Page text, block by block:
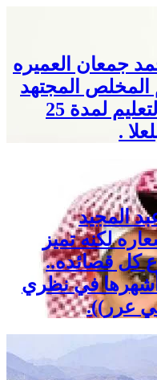
جمعان العميره
المخلص المجتهد
.ثم ترجل بعد خدمته في التعليم لمدة 25
.
المجيد
لكنه تميز
كل قصائده..
وأشهرها في نظري
عرر)).